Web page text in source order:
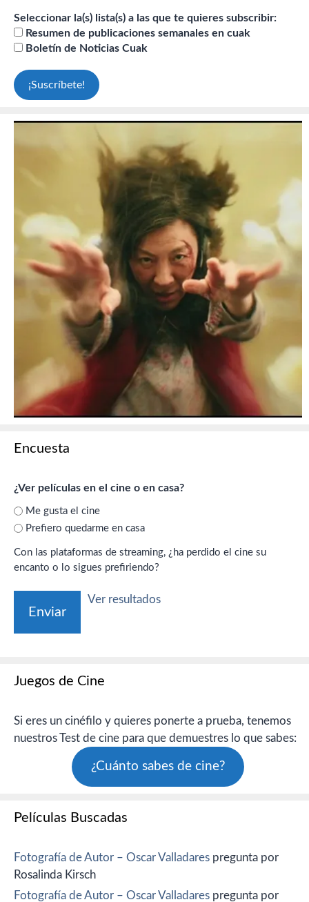
Seleccionar la(s) lista(s) a las que te quieres subscribir:
Resumen de publicaciones semanales en cuak
Boletín de Noticias Cuak
Encuesta
¿Ver películas en el cine o en casa?
Me gusta el cine
Prefiero quedarme en casa
Con las plataformas de streaming, ¿ha perdido el cine su
encanto o lo sigues prefiriendo?
Ver resultados
Juegos de Cine
Si eres un cinéfilo y quieres ponerte a prueba, tenemos
nuestros Test de cine para que demuestres lo que sabes:
¿Cuánto sabes de cine?
Películas Buscadas
Fotografía de Autor – Oscar Valladares pregunta por
Rosalinda Kirsch
Fotografía de Autor – Oscar Valladares pregunta por